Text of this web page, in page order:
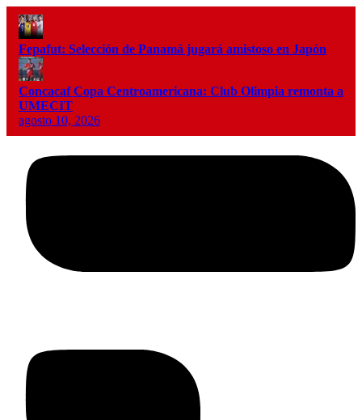
Fepafut: Selección de Panamá jugará amistoso en Japón
Concacaf Copa Centroamericana: Club Olimpia remonta a
UMECIT
agosto 10, 2026